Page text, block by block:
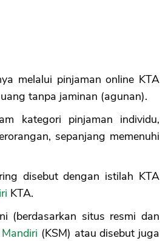
melalui pinjaman online KTA
tanpa jaminan (agunan).
kategori pinjaman individu,
sepanjang memenuhi
disebut dengan istilah KTA
KTA.
(berdasarkan situs resmi dan
Mandiri (KSM) atau disebut juga